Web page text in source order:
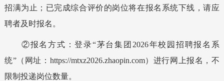
招满为止；已完成综合评价的岗位将在报名系统下线，请应
聘者及时报名。
②报名方式：登录“茅台集团 2026年校园招聘报名系
统”（网址： https://mtxz2026.zhaopin.com）进行网上报名 ，不
限制投递岗位数量。